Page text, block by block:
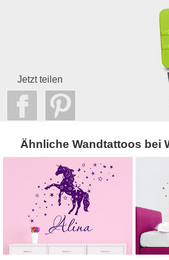
Jetzt teilen
Ähnliche Wandtattoos bei